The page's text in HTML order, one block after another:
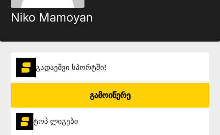
Niko Mamoyan
გადაეშვი სპორტში!
გამოიწერე
ტოპ ლიგები